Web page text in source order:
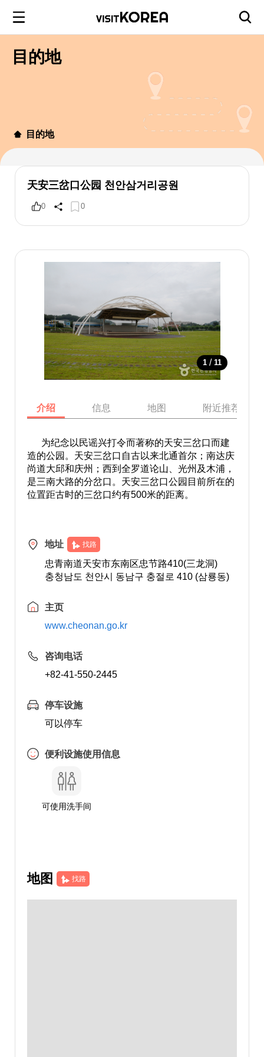
目的地
目的地
天安三岔口公园 천안삼거리공원
0 0
1 / 11
介绍 信息 地图 附近推荐景点
为纪念以民谣兴打令而著称的天安三岔口而建
造的公园。天安三岔口自古以来北通首尔；南达庆
尚道大邱和庆州；西到全罗道论山、光州及木浦，
是三南大路的分岔口。天安三岔口公园目前所在的
位置距古时的三岔口约有500米的距离。
地址 找路
忠青南道天安市东南区忠节路410(三龙洞)
충청남도 천안시 동남구 충절로 410 (삼룡동)
主页
www.cheonan.go.kr
咨询电话
+82-41-550-2445
停车设施
可以停车
便利设施使用信息
可使用洗手间
地图 找路